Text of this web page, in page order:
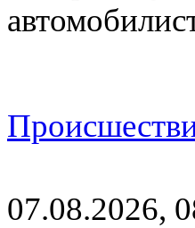
07.08.2026,